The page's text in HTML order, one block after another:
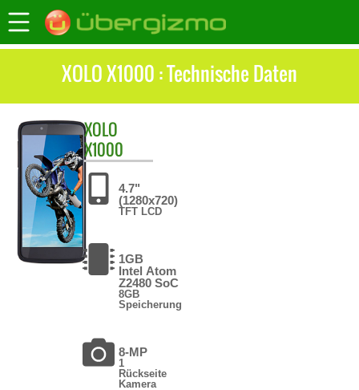
XOLO X1000 : Technische Daten
XOLO
X1000
4.7"
(1280x720)
TFT LCD
1GB
Intel Atom
Z2480 SoC
8GB
Speicherung
8-MP
1
Rückseite
Kamera